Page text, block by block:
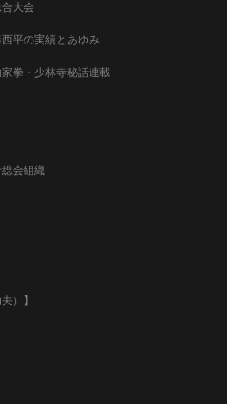
⼤会
平の実績とあゆみ
拳・少林寺秘話連載
会組織
）】